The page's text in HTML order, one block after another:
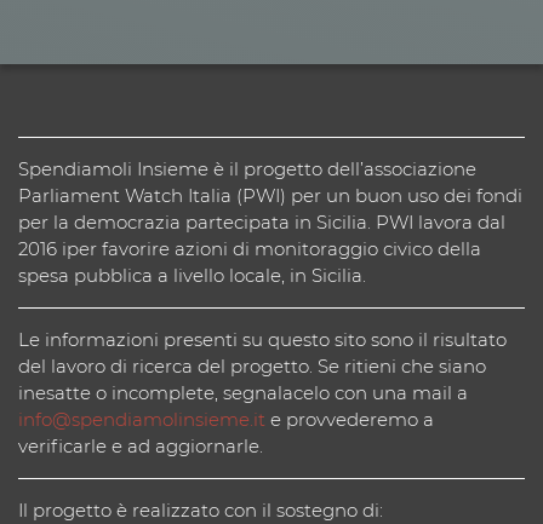
Spendiamoli Insieme è il progetto dell’associazione
Parliament Watch Italia (PWI) per un buon uso dei fondi
per la democrazia partecipata in Sicilia. PWI lavora dal
2016 iper favorire azioni di monitoraggio civico della
spesa pubblica a livello locale, in Sicilia.
Le informazioni presenti su questo sito sono il risultato
del lavoro di ricerca del progetto. Se ritieni che siano
inesatte o incomplete, segnalacelo con una mail a
info@spendiamolinsieme.it e provvederemo a
verificarle e ad aggiornarle.
Il progetto è realizzato con il sostegno di: